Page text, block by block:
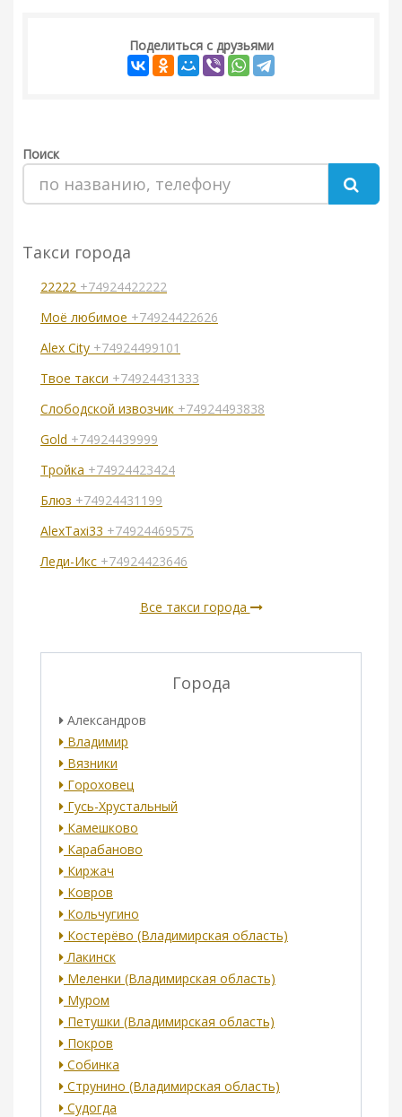
Поделиться с друзьями
Поиск
Такси города
22222 +74924422222
Моё любимое +74924422626
Alex Сity +74924499101
Твое такси +74924431333
Слободской извозчик +74924493838
Gold +74924439999
Тройка +74924423424
Блюз +74924431199
AlexTaxi33 +74924469575
Леди-Икс +74924423646
Все такси города
Города
Александров
Владимир
Вязники
Гороховец
Гусь-Хрустальный
Камешково
Карабаново
Киржач
Ковров
Кольчугино
Костерёво (Владимирская область)
Лакинск
Меленки (Владимирская область)
Муром
Петушки (Владимирская область)
Покров
Собинка
Струнино (Владимирская область)
Судогда